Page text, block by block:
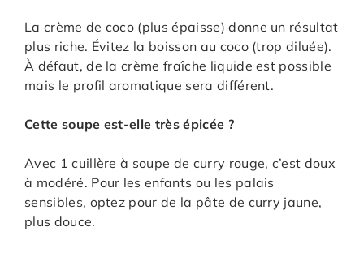
La crème de coco (plus épaisse) donne un résultat
plus riche. Évitez la boisson au coco (trop diluée).
À défaut, de la crème fraîche liquide est possible
mais le profil aromatique sera différent.
Cette soupe est-elle très épicée ?
Avec 1 cuillère à soupe de curry rouge, c’est doux
à modéré. Pour les enfants ou les palais
sensibles, optez pour de la pâte de curry jaune,
plus douce.